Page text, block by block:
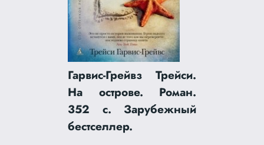
Гарвис-Грейвз Трейси.
На острове. Роман.
352 с. Зарубежный
бестселлер.